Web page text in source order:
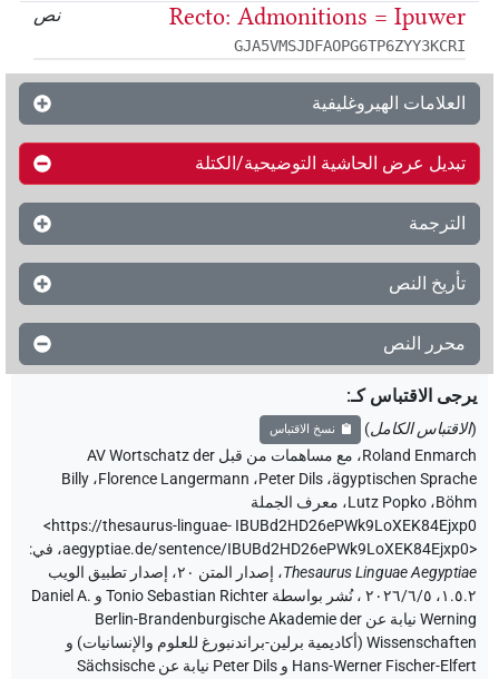
نص
Recto: Admonitions = Ipuwer
GJA5VMSJDFAOPG6TP6ZYY3KCRI
العلامات الهيروغليفية
تبديل عرض الحاشية التوضيحية/الكتلة
الترجمة
تأريخ النص
محرر النص
يرجى الاقتباس كـ:
(الاقتباس الكامل) نسخ الاقتباس
Roland Enmarch، مع مساهمات من قبل AV Wortschatz der
ägyptischen Sprache، Peter Dils، Florence Langermann، Billy
Böhm، Lutz Popko، معرف الجملة
IBUBd2HD26ePWk9LoXEK84Ejxp0
<https://thesaurus-linguae-
aegyptiae.de/sentence/IBUBd2HD26ePWk9LoXEK84Ejxp0>، في:
Thesaurus Linguae Aegyptiae،
إصدار المتن ٢٠، إصدار تطبيق الويب
۱.٥.٢، ٢٠٢٦/٦/٥ ، نُشر بواسطة Tonio Sebastian Richter و Daniel A.
Werning نيابة عن Berlin-Brandenburgische Akademie der
Wissenschaften (أكاديمية برلين-براندنبورغ للعلوم والإنسانيات) و
Hans-Werner Fischer-Elfert و Peter Dils نيابة عن Sächsische